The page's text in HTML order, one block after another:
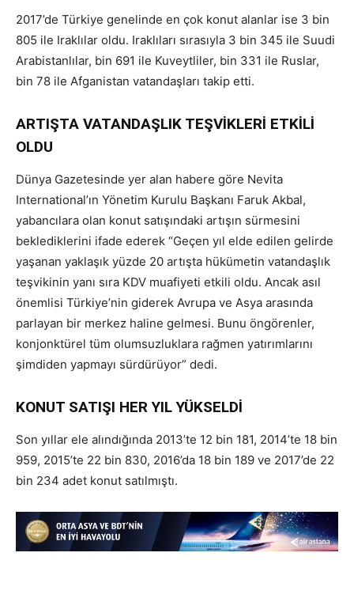
2017’de Türkiye genelinde en çok konut alanlar ise 3 bin
805 ile Iraklılar oldu. Iraklıları sırasıyla 3 bin 345 ile Suudi
Arabistanlılar, bin 691 ile Kuveytliler, bin 331 ile Ruslar,
bin 78 ile Afganistan vatandaşları takip etti.
ARTIŞTA VATANDAŞLIK TEŞVİKLERİ ETKİLİ
OLDU
Dünya Gazetesinde yer alan habere göre Nevita
International’ın Yönetim Kurulu Başkanı Faruk Akbal,
yabancılara olan konut satışındaki artışın sürmesini
beklediklerini ifade ederek “Geçen yıl elde edilen gelirde
yaşanan yaklaşık yüzde 20 artışta hükümetin vatandaşlık
teşvikinin yanı sıra KDV muafiyeti etkili oldu. Ancak asıl
önemlisi Türkiye’nin giderek Avrupa ve Asya arasında
parlayan bir merkez haline gelmesi. Bunu öngörenler,
konjonktürel tüm olumsuzluklara rağmen yatırımlarını
şimdiden yapmayı sürdürüyor” dedi.
KONUT SATIŞI HER YIL YÜKSELDİ
Son yıllar ele alındığında 2013’te 12 bin 181, 2014’te 18 bin
959, 2015’te 22 bin 830, 2016’da 18 bin 189 ve 2017’de 22
bin 234 adet konut satılmıştı.